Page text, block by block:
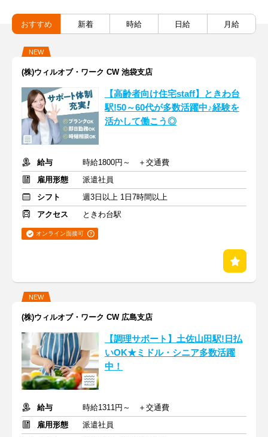
おすすめ 新着 時給 日給 月給
NEW
(株)ウィルオブ・ワーク CW 池袋支店
【高齢者向け住宅staff】ときわ台
駅!50～60代が多数活躍中♪経験を
活かして働こう◎
給与
時給1800円～ ＋交通費
雇用形態
派遣社員
シフト
週3日以上 1日7時間以上
アクセス
ときわ台駅
オンライン面接可
NEW
(株)ウィルオブ・ワーク CW 広島支店
【調理サポート】土佐山田駅!日払
いOK★ミドル・シニア多数活躍
中！
給与
時給1311円～ ＋交通費
雇用形態
派遣社員